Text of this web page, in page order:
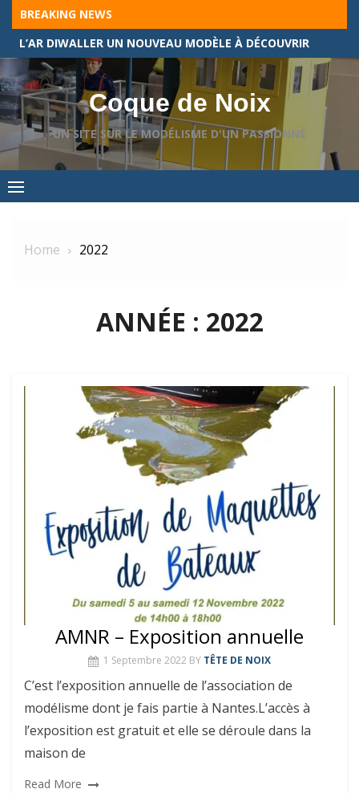
Skip
content
BREAKING NEWS
L’AR DIWALLER UN NOUVEAU MODÈLE À DÉCOUVRIR
Coque de Noix
UN SITE SUR LE MODÉLISME D'UN PASSIONNÉ
Home 2022
ANNÉE : 2022
AMNR – Exposition annuelle
1 Septembre 2022 BY TÊTE DE NOIX
C’est l’exposition annuelle de l’association de
modélisme dont je fais partie à Nantes.L’accès à
l’exposition est gratuit et elle se déroule dans la
maison de
Read More